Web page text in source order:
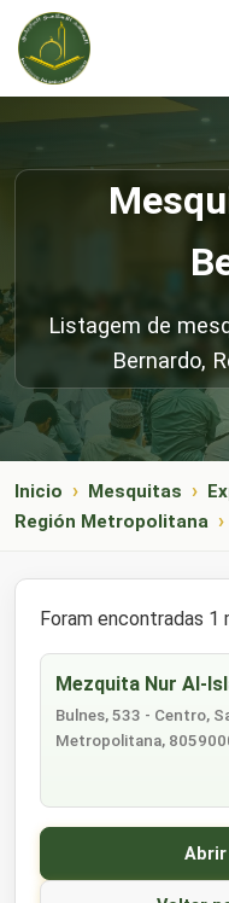
Listagem de
Bernardo,
Inicio Mesquitas
Región Metropolitana
Foram encontradas 1
Mezquita Nur Al-
Bulnes, 533 - Centro,
Metropolitana,
Abrir